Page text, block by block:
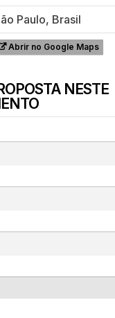
Paulo, Brasil
Abrir no Google Maps
NESTE